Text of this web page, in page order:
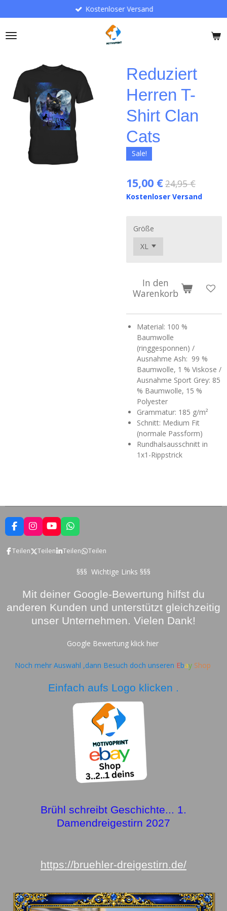
Hauptinhalt
springen
Kostenloser Versand
Reduziert
Herren T-
Shirt Clan
Cats
Sale!
15,00 €24,95 €
Kostenloser Versand
Größe
In den
Warenkorb
Material: 100 %
Baumwolle
(ringgesponnen) /
Ausnahme Ash: 99 %
Baumwolle, 1 % Viskose /
Ausnahme Sport Grey: 85
% Baumwolle, 15 %
Polyester
Grammatur: 185 g/m²
Schnitt: Medium Fit
(normale Passform)
Rundhalsausschnitt in
1x1-Rippstrick
F
a
e
I
n
t
m
Y
o
T
W
h
a
t
Teilen Teilen Teilen Teilen
§§§ Wichtige Links §§§
Mit deiner Google-Bewertung hilfst du
anderen Kunden und unterstützt gleichzeitig
unser Unternehmen. Vielen Dank!
Google Bewertung klick hier
Noch mehr Auswahl ,dann Besuch doch unseren EbayShop
Einfach aufs Logo klicken .
Brühl schreibt Geschichte... 1.
Damendreigestirn 2027
https://bruehler-dreigestirn.de/